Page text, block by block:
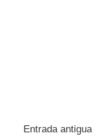
Entrada antigua